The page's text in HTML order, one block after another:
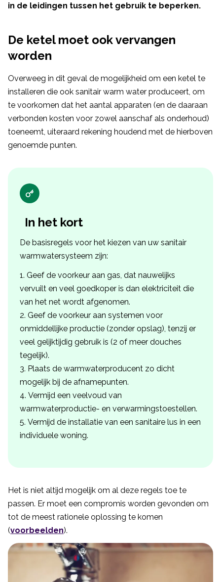
in de leidingen tussen het gebruik te beperken.
De ketel moet ook vervangen
worden
Overweeg in dit geval de mogelijkheid om een ketel te
installeren die ook sanitair warm water produceert, om
te voorkomen dat het aantal apparaten (en de daaraan
verbonden kosten voor zowel aanschaf als onderhoud)
toeneemt, uiteraard rekening houdend met de hierboven
genoemde punten.
In het kort
De basisregels voor het kiezen van uw sanitair
warmwatersysteem zijn:
Geef de voorkeur aan gas, dat nauwelijks
vervuilt en veel goedkoper is dan elektriciteit die
van het net wordt afgenomen.
Geef de voorkeur aan systemen voor
onmiddellijke productie (zonder opslag), tenzij er
veel gelijktijdig gebruik is (2 of meer douches
tegelijk).
Plaats de warmwaterproducent zo dicht
mogelijk bij de afnamepunten.
Vermijd een veelvoud van
warmwaterproductie- en verwarmingstoestellen.
Vermijd de installatie van een sanitaire lus in een
individuele woning.
Het is niet altijd mogelijk om al deze regels toe te
passen. Er moet een compromis worden gevonden om
tot de meest rationele oplossing te komen
(voorbeelden).